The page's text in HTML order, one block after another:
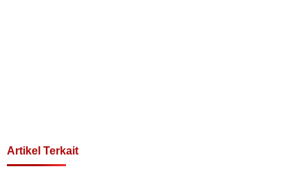
Artikel Terkait